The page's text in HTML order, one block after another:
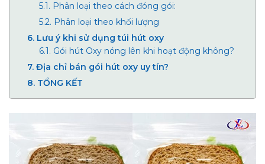
5.1. Phân loại theo cách đóng gói:
5.2. Phân loại theo khối lượng
6. Lưu ý khi sử dụng túi hút oxy
6.1. Gói hút Oxy nóng lên khi hoạt động không?
7. Địa chỉ bán gói hút oxy uy tín?
8. TỔNG KẾT